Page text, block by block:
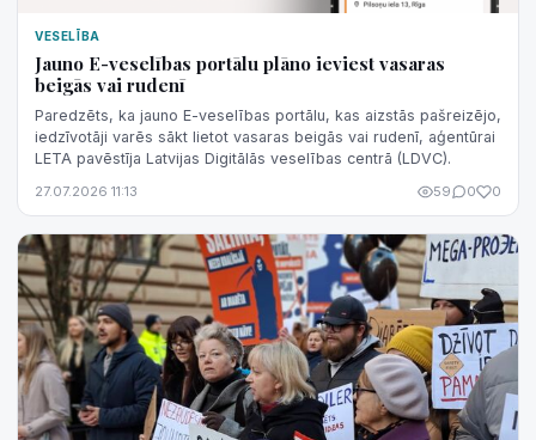
VESELĪBA
Jauno E-veselības portālu plāno ieviest vasaras
beigās vai rudenī
Paredzēts, ka jauno E-veselības portālu, kas aizstās pašreizējo,
iedzīvotāji varēs sākt lietot vasaras beigās vai rudenī, aģentūrai
LETA pavēstīja Latvijas Digitālās veselības centrā (LDVC).
27.07.2026 11:13 59 0 0